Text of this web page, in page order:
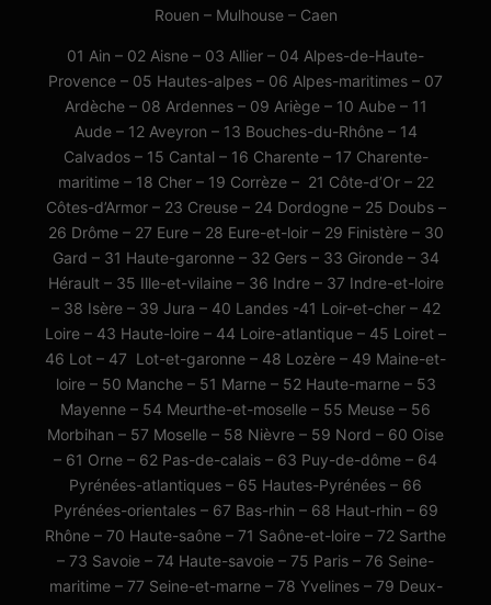
Rouen – Mulhouse – Caen
01 Ain – 02 Aisne – 03 Allier – 04 Alpes-de-Haute-
Provence – 05 Hautes-alpes – 06 Alpes-maritimes – 07
Ardèche – 08 Ardennes – 09 Ariège – 10 Aube – 11
Aude – 12 Aveyron – 13 Bouches-du-Rhône – 14
Calvados – 15 Cantal – 16 Charente – 17 Charente-
maritime – 18 Cher – 19 Corrèze – 21 Côte-d’Or – 22
Côtes-d’Armor – 23 Creuse – 24 Dordogne – 25 Doubs –
26 Drôme – 27 Eure – 28 Eure-et-loir – 29 Finistère – 30
Gard – 31 Haute-garonne – 32 Gers – 33 Gironde – 34
Hérault – 35 Ille-et-vilaine – 36 Indre – 37 Indre-et-loire
– 38 Isère – 39 Jura – 40 Landes -41 Loir-et-cher – 42
Loire – 43 Haute-loire – 44 Loire-atlantique – 45 Loiret –
46 Lot – 47 Lot-et-garonne – 48 Lozère – 49 Maine-et-
loire – 50 Manche – 51 Marne – 52 Haute-marne – 53
Mayenne – 54 Meurthe-et-moselle – 55 Meuse – 56
Morbihan – 57 Moselle – 58 Nièvre – 59 Nord – 60 Oise
– 61 Orne – 62 Pas-de-calais – 63 Puy-de-dôme – 64
Pyrénées-atlantiques – 65 Hautes-Pyrénées – 66
Pyrénées-orientales – 67 Bas-rhin – 68 Haut-rhin – 69
Rhône – 70 Haute-saône – 71 Saône-et-loire – 72 Sarthe
– 73 Savoie – 74 Haute-savoie – 75 Paris – 76 Seine-
maritime – 77 Seine-et-marne – 78 Yvelines – 79 Deux-